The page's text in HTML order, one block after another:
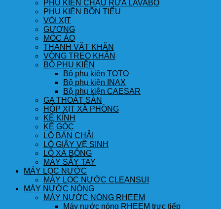
PHỤ KIỆN CHẬU RỬA LAVABO
PHỤ KIỆN BỒN TIỂU
VÒI XỊT
GƯƠNG
MÓC ÁO
THANH VẮT KHĂN
VÒNG TREO KHĂN
BỘ PHỤ KIỆN
Bộ phụ kiện TOTO
Bộ phụ kiện INAX
Bộ phụ kiện CAESAR
GA THOÁT SÀN
HỘP XỊT XÀ PHÒNG
KỆ KÍNH
KỆ GÓC
LÔ BÀN CHẢI
LÔ GIẤY VỆ SINH
LÔ XÀ BÔNG
MÁY SẤY TAY
MÁY LỌC NƯỚC
MÁY LỌC NƯỚC CLEANSUI
MÁY NƯỚC NÓNG
MÁY NƯỚC NÓNG RHEEM
Máy nước nóng RHEEM trực tiếp